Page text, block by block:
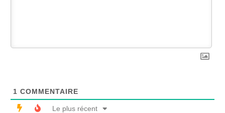
1 COMMENTAIRE
Le plus récent